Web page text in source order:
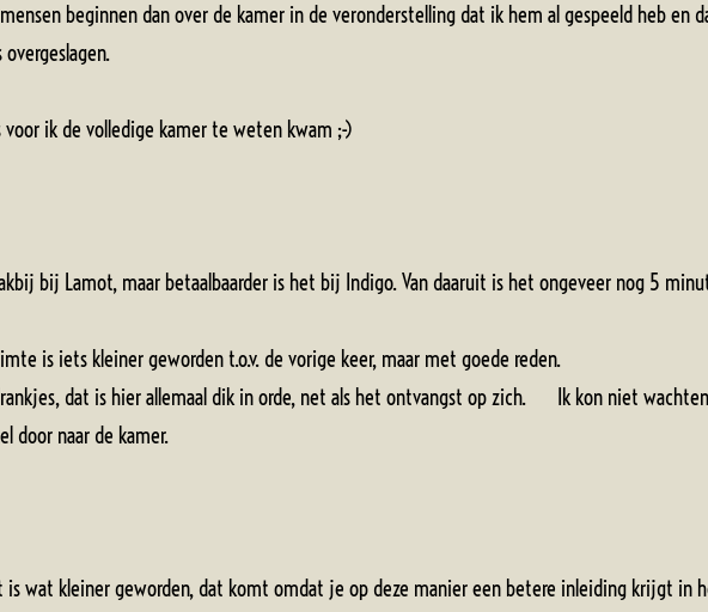
beginnen dan over de kamer in de veronderstelling dat ik hem al gespeeld heb en
overgeslagen.
voor ik de volledige kamer te weten kwam ;-)
bij Lamot, maar betaalbaarder is het bij Indigo. Van daaruit is het ongeveer nog 5
is iets kleiner geworden t.o.v. de vorige keer, maar met goede reden.
dat is hier allemaal dik in orde, net als het ontvangst op zich. Ik kon niet
door naar de kamer.
is wat kleiner geworden, dat komt omdat je op deze manier een betere inleiding krijgt in